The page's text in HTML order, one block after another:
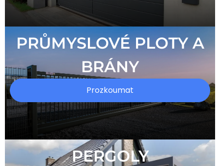
PRŮMYSLOVÉ PLOTY A
BRÁNY
Prozkoumat
PERGOLY